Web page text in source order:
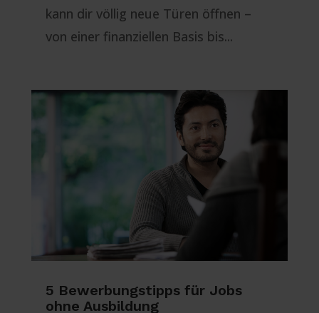
kann dir völlig neue Türen öffnen –
von einer finanziellen Basis bis...
5 Bewerbungstipps für Jobs
ohne Ausbildung